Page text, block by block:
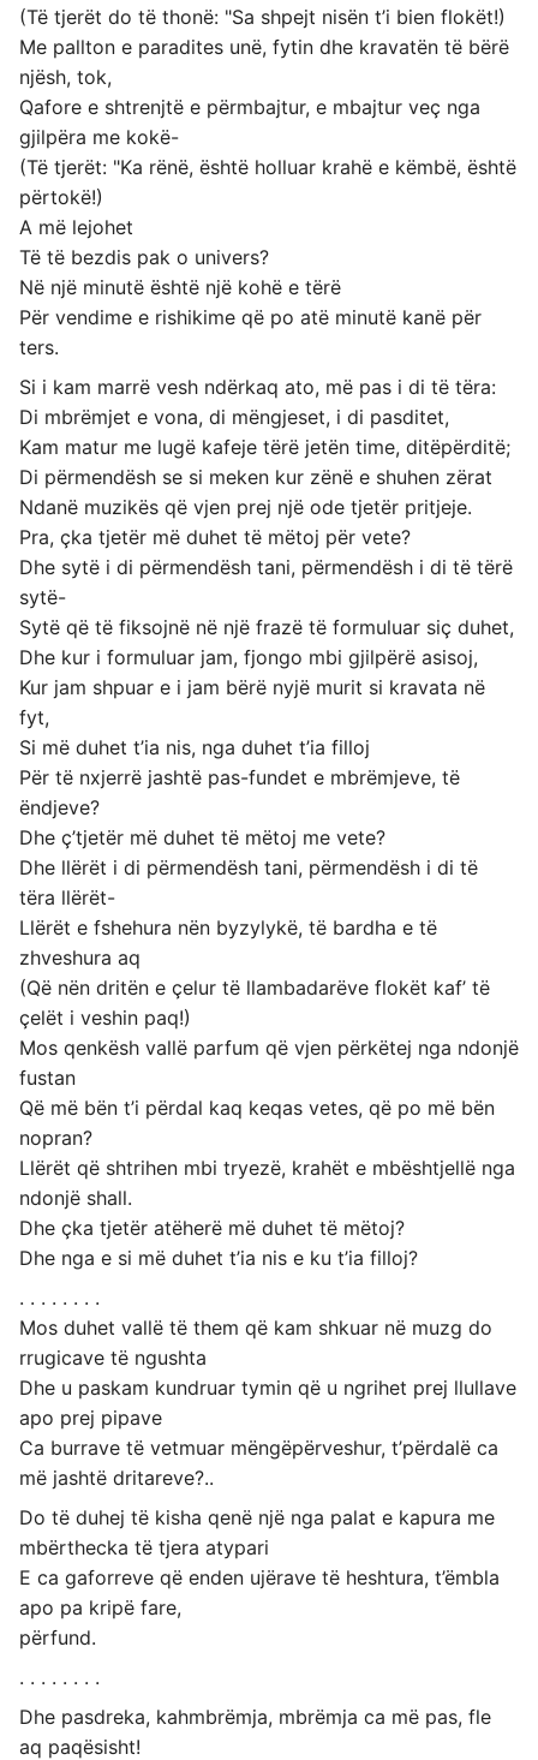
(Të tjerët do të thonë: "Sa shpejt nisën t’i bien flokët!)
Me pallton e paradites unë, fytin dhe kravatën të bërë
njësh, tok,
Qafore e shtrenjtë e përmbajtur, e mbajtur veç nga
gjilpëra me kokë-
(Të tjerët: "Ka rënë, është holluar krahë e këmbë, është
përtokë!)
A më lejohet
Të të bezdis pak o univers?
Në një minutë është një kohë e tërë
Për vendime e rishikime që po atë minutë kanë për
ters.
Si i kam marrë vesh ndërkaq ato, më pas i di të tëra:
Di mbrëmjet e vona, di mëngjeset, i di pasditet,
Kam matur me lugë kafeje tërë jetën time, ditëpërditë;
Di përmendësh se si meken kur zënë e shuhen zërat
Ndanë muzikës që vjen prej një ode tjetër pritjeje.
Pra, çka tjetër më duhet të mëtoj për vete?
Dhe sytë i di përmendësh tani, përmendësh i di të tërë
sytë-
Sytë që të fiksojnë në një frazë të formuluar siç duhet,
Dhe kur i formuluar jam, fjongo mbi gjilpërë asisoj,
Kur jam shpuar e i jam bërë nyjë murit si kravata në
fyt,
Si më duhet t’ia nis, nga duhet t’ia filloj
Për të nxjerrë jashtë pas-fundet e mbrëmjeve, të
ëndjeve?
Dhe ç’tjetër më duhet të mëtoj me vete?
Dhe llërët i di përmendësh tani, përmendësh i di të
tëra llërët-
Llërët e fshehura nën byzylykë, të bardha e të
zhveshura aq
(Që nën dritën e çelur të llambadarëve flokët kaf’ të
çelët i veshin paq!)
Mos qenkësh vallë parfum që vjen përkëtej nga ndonjë
fustan
Që më bën t’i përdal kaq keqas vetes, që po më bën
nopran?
Llërët që shtrihen mbi tryezë, krahët e mbështjellë nga
ndonjë shall.
Dhe çka tjetër atëherë më duhet të mëtoj?
Dhe nga e si më duhet t’ia nis e ku t’ia filloj?
. . . . . . . .
Mos duhet vallë të them që kam shkuar në muzg do
rrugicave të ngushta
Dhe u paskam kundruar tymin që u ngrihet prej llullave
apo prej pipave
Ca burrave të vetmuar mëngëpërveshur, t’përdalë ca
më jashtë dritareve?..
Do të duhej të kisha qenë një nga palat e kapura me
mbërthecka të tjera atypari
E ca gaforreve që enden ujërave të heshtura, t’ëmbla
apo pa kripë fare,
përfund.
. . . . . . . .
Dhe pasdreka, kahmbrëmja, mbrëmja ca më pas, fle
aq paqësisht!